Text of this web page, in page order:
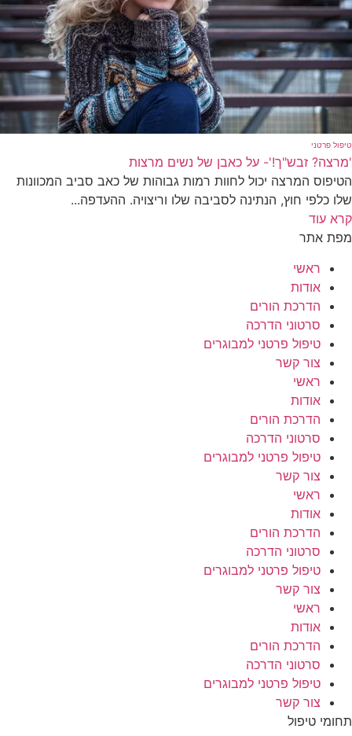
טיפול פרטני
'מרצה? זבש"ך!'- על כאבן של נשים מרצות
הטיפוס המרצה יכול לחוות רמות גבוהות של כאב סביב המכוונות
שלו כלפי חוץ, הנתינה לסביבה שלו וריצויה. ההעדפה...
קרא עוד
מפת אתר
ראשי
אודות
הדרכת הורים
סרטוני הדרכה
טיפול פרטני למבוגרים
צור קשר
ראשי
אודות
הדרכת הורים
סרטוני הדרכה
טיפול פרטני למבוגרים
צור קשר
ראשי
אודות
הדרכת הורים
סרטוני הדרכה
טיפול פרטני למבוגרים
צור קשר
ראשי
אודות
הדרכת הורים
סרטוני הדרכה
טיפול פרטני למבוגרים
צור קשר
תחומי טיפול